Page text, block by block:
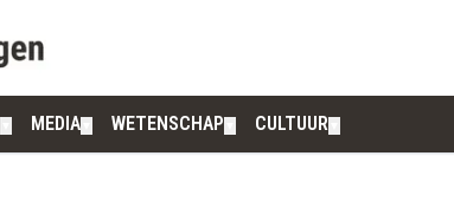
MEDIA WETENSCHAP CULTUUR